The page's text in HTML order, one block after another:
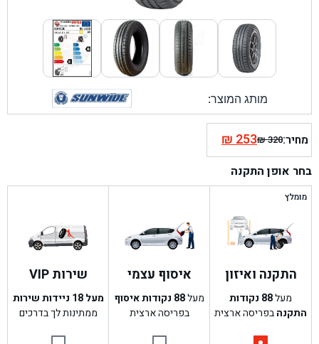
מותג המוצר:
מחיר: ₪320
המחיר
המקורי
היה:
₪253המחיר
הנוכחי
הוא:
בחר אופן התקנה
מומלץ
התקנה ואיזון
מעל88 נקודות
התקנהבפריסה ארצית
איסוף עצמי
מעל88 נקודות איסוף
בפריסה ארצית
שירות VIP
מעל 18 ניידות שירות
ממתינות לך בדרכים